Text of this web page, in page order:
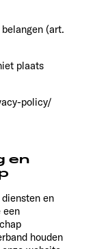
(art.
plaats
policy/
en
en
een
houden